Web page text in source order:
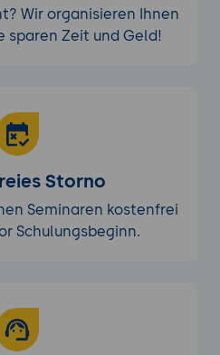
Wir organisieren Ihnen
sparen Zeit und Geld!
Storno
Seminaren kostenfrei
Schulungsbeginn.